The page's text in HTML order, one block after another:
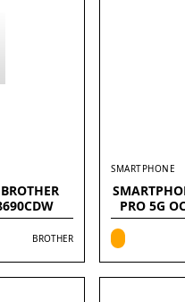
BROTHER
SMARTPHONE
PRO 5G